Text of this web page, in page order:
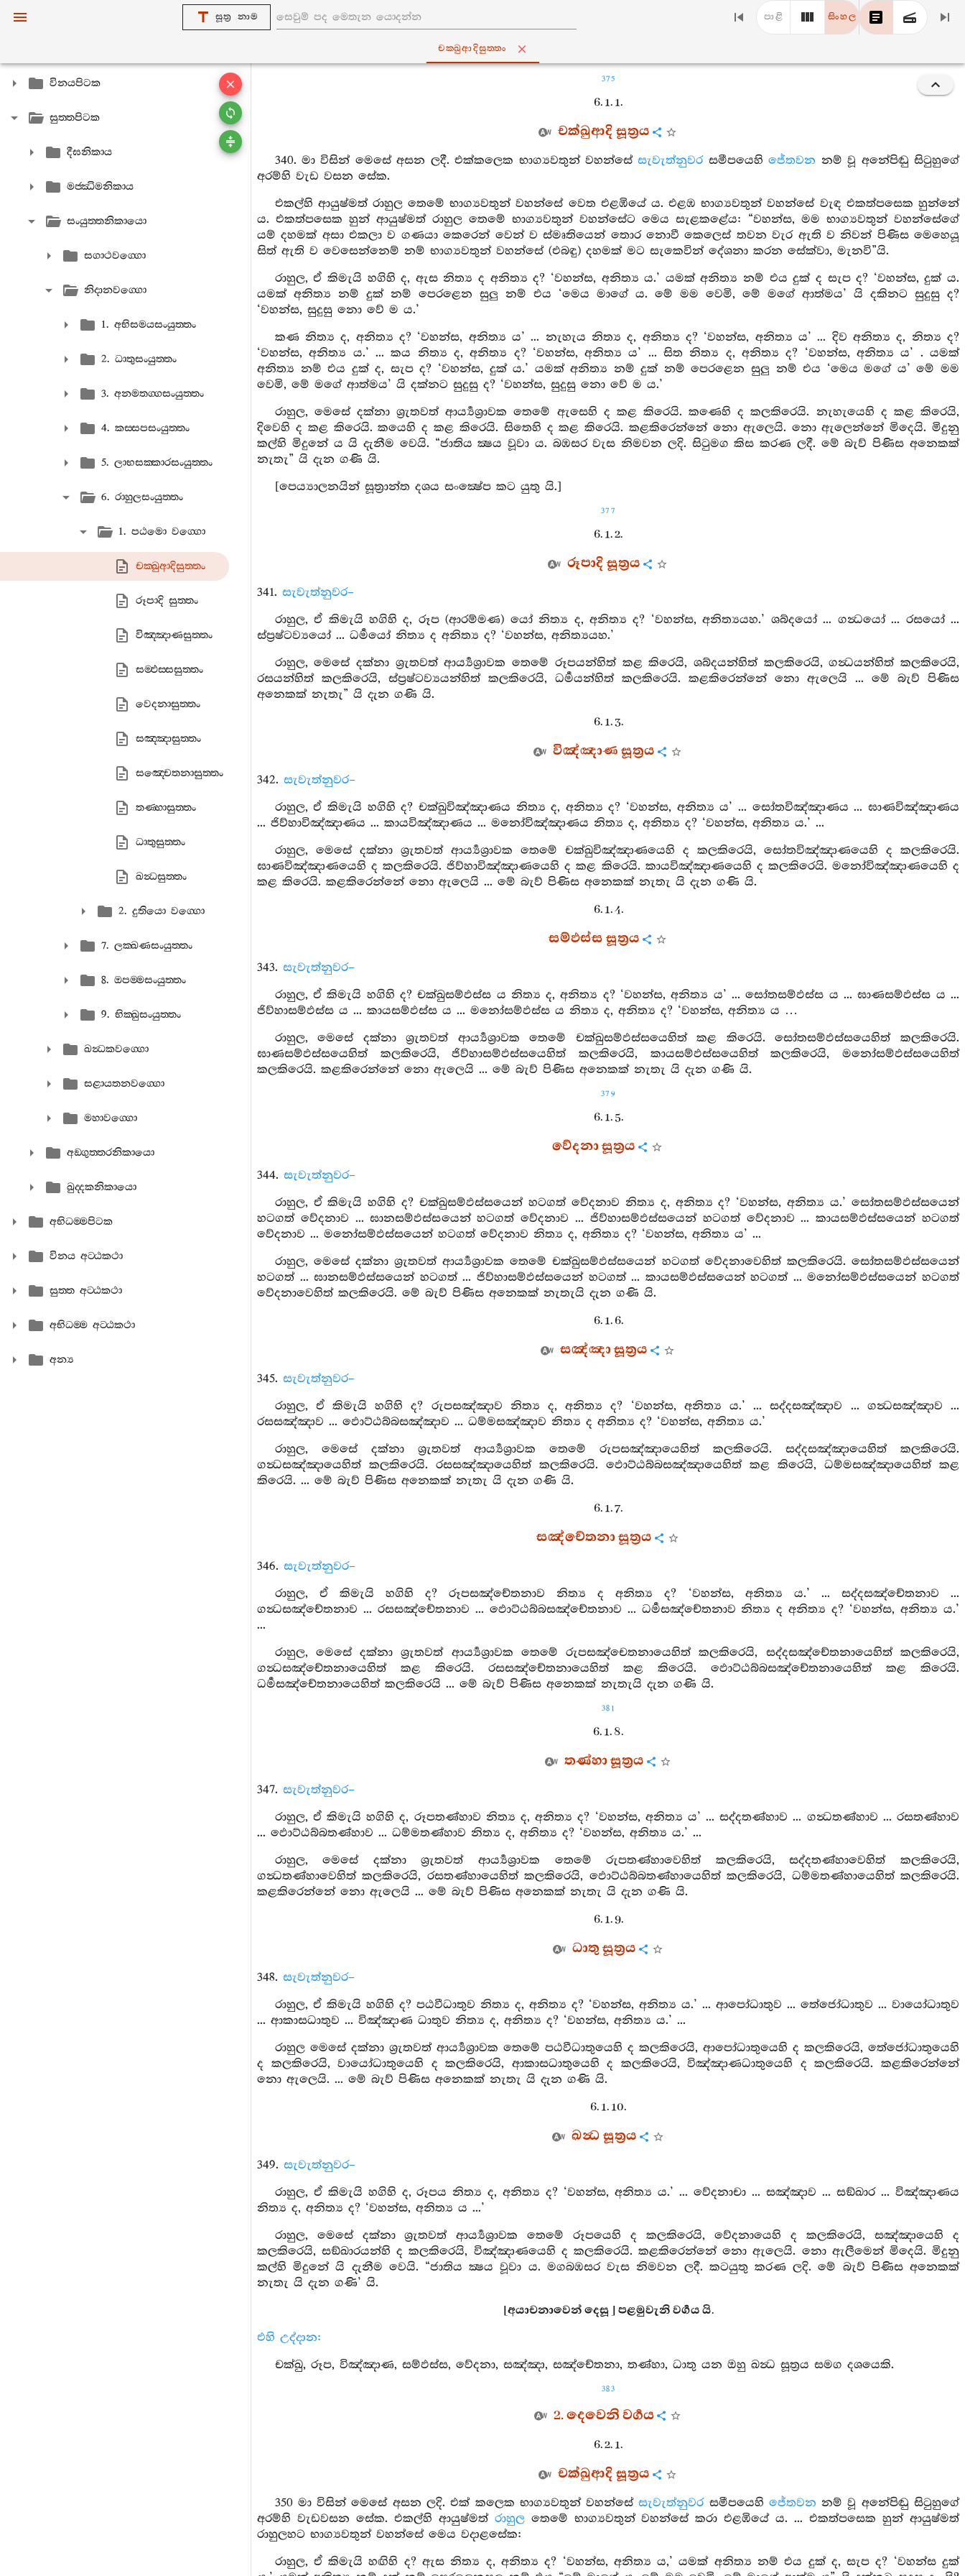
සූත්‍ර නාම පාළි සිංහල
චක‍්ඛුආදිසුත‍්තං
විනයපිටක
සුත‍්තපිටක
දීඝනිකාය
මජ‍්ඣිමනිකාය
සංයුත‍්තනිකායො
සගාථවග‍්ගො
නිදානවග‍්ගො
1. අභිසමයසංයුත‍්තං
2. ධාතුසංයුත‍්තං
3. අනමතග‍්ගසංයුත‍්තං
4. කස‍්සපසංයුත‍්තං
5. ලාභසක‍්කාරසංයුත‍්තං
6. රාහුලසංයුත‍්තං
1. පඨමො වග‍්ගො
චක‍්ඛුආදිසුත‍්තං
රූපාදි සුත‍්තං
විඤ‍්ඤාණසුත‍්තං
සම‍්ඵස‍්සසුත‍්තං
වෙදනාසුත‍්තං
සඤ‍්ඤාසුත‍්තං
සඤ‍්චෙතනාසුත‍්තං
තණ‍්හාසුත‍්තං
ධාතුසුත‍්තං
ඛන්‍ධසුත‍්තං
2. දුතියො වග‍්ගො
7. ලක‍්ඛණසංයුත‍්තං
8. ඔපම‍්මසංයුත‍්තං
9. භික‍්ඛුසංයුත‍්තං
ඛන්‍ධකවග‍්ගො
සළායතනවග‍්ගො
මහාවග‍්ගො
අඞ‍්ගුත‍්තරනිකායො
ඛුද‍්දකනිකායො
අභිධම‍්මපිටක
විනය අට‍්ඨකථා
සුත‍්ත අට‍්ඨකථා
අභිධම‍්ම අට‍්ඨකථා
අන්‍ය
375
6. 1. 1.
චක්ඛුආදි සූත්‍රය
340. මා විසින් මෙසේ අසන ලදී. එක්කලෙක භාග්‍යවතුන් වහන්සේසැවැත්නුවරසමීපයෙහිජේතවන නම් වූ අනේපිඬු සිටුහුගේ
අරම්හි වැඩ වසන සේක.
එකල්හි ආයුෂ්මත් රාහුල තෙමේ භාග්‍යවතුන් වහන්සේ වෙත එළඹියේ ය. එළඹ භාග්‍යවතුන් වහන්සේ වැඳ එකත්පසෙක හුන්නේ
ය. එකත්පසෙක හුන් ආයුෂ්මත් රාහුල තෙමේ භාග්‍යවතුන් වහන්සේට මෙය සැළකළේය: “වහන්ස, මම භාග්‍යවතුන් වහන්සේගේ
යම් දහමක් අසා එකලා ව ගණයා කෙරෙන් වෙන් ව ස්මෘතියෙන් තොර නොවී කෙලෙස් තවන වැර ඇති ව නිවන් පිණිස මෙහෙයූ
සිත් ඇති ව වෙසෙන්නෙම් නම් භාග්‍යවතුන් වහන්සේ (එබඳු) දහමක් මට සැකෙවින් දේශනා කරන සේක්වා, මැනවි”යි.
රාහුල, ඒ කිමැයි හගිහි ද, ඇස නිත්‍ය ද අනිත්‍ය ද? ‘වහන්ස, අනිත්‍ය ය.’ යමක් අනිත්‍ය නම් එය දුක් ද සැප ද? ‘වහන්ස, දුක් ය.
යමක් අනිත්‍ය නම් දුක් නම් පෙරළෙන සුලු නම් එය ‘මෙය මාගේ ය. මේ මම වෙමි, මේ මගේ ආත්මය’ යි දකිනට සුදුසු ද?
‘වහන්ස, සුදුසු නො වේ ම ය.’
කණ නිත්‍ය ද, අනිත්‍ය ද? ‘වහන්ස, අනිත්‍ය ය’ ... නැහැය නිත්‍ය ද, අනිත්‍ය ද? ‘වහන්ස, අනිත්‍ය ය’ ... දිව අනිත්‍ය ද, නිත්‍ය ද?
‘වහන්ස, අනිත්‍ය ය.’ ... කය නිත්‍ය ද, අනිත්‍ය ද? ‘වහන්ස, අනිත්‍ය ය’ ... සිත නිත්‍ය ද, අනිත්‍ය ද? ‘වහන්ස, අනිත්‍ය ය’ . යමක්
අනිත්‍ය නම් එය දුක් ද, සැප ද? ‘වහන්ස, දුක් ය.’ යමක් අනිත්‍ය නම් දුක් නම් පෙරළෙන සුලු නම් එය ‘මෙය මගේ ය’ මේ මම
වෙමි, මේ මගේ ආත්මය’ යි දක්නට සුදුසු ද? ‘වහන්ස, සුදුසු නො වේ ම ය.’
රාහුල, මෙසේ දක්නා ශ්‍රැතවත් ආර්‍ය්‍යශ්‍රාවක තෙමේ ඇසෙහි ද කළ කිරෙයි. කණෙහි ද කලකිරෙයි. නැහැයෙහි ද කළ කිරෙයි,
දිවෙහි ද කළ කිරෙයි. කයෙහි ද කළ කිරෙයි. සිතෙහි ද කළ කිරෙයි. කළකිරෙන්නේ නො ඇලෙයි. නො ඇලෙන්නේ මිදෙයි. මිදුනු
කල්හි මිදුනේ ය යි දැනීම වෙයි. “ජාතිය ක්‍ෂය වූවා ය. බඹසර වැස නිමවන ලදි. සිටුමග කිස කරණ ලදී. මේ බැව් පිණිස අනෙකක්
නැතැ” යි දැන ගණි යි.
[පෙය්‍යාලනයින් සූත්‍රාන්ත දශය සංක්‍ෂේප කට යුතු යි.]
377
6. 1. 2.
රූපාදි සූත්‍රය
341. සැවැත්නුවර–
රාහුල, ඒ කිමැයි හගිහි ද, රූප (ආරම්මණ) යෝ නිත්‍ය ද, අනිත්‍ය ද? ‘වහන්ස, අනිත්‍යයහ.’ ශබ්දයෝ ... ගන්‍ධයෝ ... රසයෝ ...
ස්ප්‍රෂ්ටව්‍යයෝ ... ධර්‍මයෝ නිත්‍ය ද අනිත්‍ය ද? ‘වහන්ස, අනිත්‍යයහ.’
රාහුල, මෙසේ දක්නා ශ්‍රැතවත් ආර්‍ය්‍යශ්‍රාවක තෙමේ රූපයන්හිත් කළ කිරෙයි, ශබ්දයන්හිත් කලකිරෙයි, ගන්‍ධයන්හිත් කලකිරෙයි,
රසයන්හිත් කලකිරෙයි, ස්ප්‍රෂ්ටව්‍යයන්හිත් කලකිරෙයි, ධර්‍මයන්හිත් කලකිරෙයි. කළකිරෙන්නේ නො ඇලෙයි ... මේ බැව් පිණිස
අනෙකක් නැතැ” යි දැන ගණි යි.
6. 1. 3.
විඤ්ඤාණ සූත්‍රය
342. සැවැත්නුවර–
රාහුල, ඒ කිමැයි හගිහි ද? චක්ඛුවිඤ්ඤාණය නිත්‍ය ද, අනිත්‍ය ද? ‘වහන්ස, අනිත්‍ය ය’ ... සෝතවිඤ්ඤාණය ... ඝාණවිඤ්ඤාණය
... ජිව්හාවිඤ්ඤාණය ... කායවිඤ්ඤාණය ... මනෝවිඤ්ඤාණය නිත්‍ය ද, අනිත්‍ය ද? ‘වහන්ස, අනිත්‍ය ය.’ ...
රාහුල, මෙසේ දක්නා ශ්‍රැතවත් ආර්‍ය්‍යශ්‍රාවක තෙමේ චක්ඛුවිඤ්ඤාණයෙහි ද කලකිරෙයි, සෝතවිඤ්ඤාණයෙහි ද කලකිරෙයි.
ඝාණවිඤ්ඤාණයෙහි ද කලකිරෙයි. ජිව්හාවිඤ්ඤාණයෙහි ද කළ කිරෙයි. කායවිඤ්ඤාණයෙහි ද කලකිරෙයි. මනෝවිඤ්ඤාණයෙහි ද
කළ කිරෙයි. කළකිරෙන්නේ නො ඇලෙයි ... මේ බැව් පිණිස අනෙකක් නැතැ යි දැන ගණි යි.
6. 1. 4.
සම්ඵස්ස සූත්‍රය
343. සැවැත්නුවර–
රාහුල, ඒ කිමැයි හගිහි ද? චක්ඛුසම්ඵස්ස ය නිත්‍ය ද, අනිත්‍ය ද? ‘වහන්ස, අනිත්‍ය ය’ ... සෝතසම්ඵස්ස ය ... ඝාණසම්ඵස්ස ය ...
ජිව්හාසම්ඵස්ස ය ... කායසම්ඵස්ස ය ... මනෝසම්ඵස්ස ය නිත්‍ය ද, අනිත්‍ය ද? ‘වහන්ස, අනිත්‍ය ය …
රාහුල, මෙසේ දක්නා ශ්‍රැතවත් ආර්‍ය්‍යශ්‍රාවක තෙමේ චක්ඛුසම්ඵස්සයෙහිත් කළ කිරෙයි. සෝතසම්ඵස්සයෙහිත් කලකිරෙයි.
ඝාණසම්ඵස්සයෙහිත් කලකිරෙයි, ජිව්හාසම්ඵස්සයෙහිත් කලකිරෙයි, කායසම්ඵස්සයෙහිත් කලකිරෙයි, මනෝසම්ඵස්සයෙහිත්
කලකිරෙයි. කළකිරෙන්නේ නො ඇලෙයි ... මේ බැව් පිණිස අනෙකක් නැතැ යි දැන ගණි යි.
379
6. 1. 5.
වේදනා සූත්‍රය
344. සැවැත්නුවර–
රාහුල, ඒ කිමැයි හගිහි ද? චක්ඛුසම්ඵස්සයෙන් හටගත් වේදනාව නිත්‍ය ද, අනිත්‍ය ද? ‘වහන්ස, අනිත්‍ය ය.’ සෝතසම්ඵස්සයෙන්
හටගත් වේදනාව ... ඝානසම්ඵස්සයෙන් හටගත් වේදනාව ... ජිව්හාසම්ඵස්සයෙන් හටගත් වේදනාව ... කායසම්ඵස්සයෙන් හටගත්
වේදනාව ... මනෝසම්ඵස්සයෙන් හටගත් වේදනාව නිත්‍ය ද, අනිත්‍ය ද? ‘වහන්ස, අනිත්‍ය ය’ ...
රාහුල, මෙසේ දක්නා ශ්‍රැතවත් ආර්‍ය්‍යශ්‍රාවක තෙමේ චක්ඛුසම්ඵස්සයෙන් හටගත් වේදනාවෙහිත් කලකිරෙයි. සෝතසම්ඵස්සයෙන්
හටගත් ... ඝානසම්ඵස්සයෙන් හටගත් ... ජිව්හාසම්ඵස්සයෙන් හටගත් ... කායසම්ඵස්සයෙන් හටගත් ... මනෝසම්ඵස්සයෙන් හටගත්
වේදනාවෙහිත් කලකිරෙයි. මේ බැව් පිණිස අනෙකක් නැතැයි දැන ගණි යි.
6. 1. 6.
සඤ්ඤා සූත්‍රය
345. සැවැත්නුවර–
රාහුල, ඒ කිමැයි හගිහි ද? රුපසඤ්ඤාව නිත්‍ය ද, අනිත්‍ය ද? ‘වහන්ස, අනිත්‍ය ය.’ ... සද්දසඤ්ඤාව ... ගන්‍ධසඤ්ඤාව ...
රසසඤ්ඤාව ... ඵොට්ඨබ්බසඤ්ඤාව ... ධම්මසඤ්ඤාව නිත්‍ය ද අනිත්‍ය ද? ‘වහන්ස, අනිත්‍ය ය.’
රාහුල, මෙසේ දක්නා ශ්‍රැතවත් ආර්‍ය්‍යශ්‍රාවක තෙමේ රුපසඤ්ඤායෙහිත් කලකිරෙයි. සද්දසඤ්ඤායෙහිත් කලකිරෙයි.
ගන්‍ධසඤ්ඤායෙහිත් කලකිරෙයි. රසසඤ්ඤායෙහිත් කලකිරෙයි. ඵොට්ඨබ්බසඤ්ඤායෙහිත් කළ කිරෙයි, ධම්මසඤ්ඤායෙහිත් කළ
කිරෙයි. ... මේ බැව් පිණිස අනෙකක් නැතැ යි දැන ගණි යි.
6. 1. 7.
සඤ්චේතනා සූත්‍රය
346. සැවැත්නුවර–
රාහුල, ඒ කිමැයි හගිහි ද? රූපසඤ්චේතනාව නිත්‍ය ද අනිත්‍ය ද? ‘වහන්ස, අනිත්‍ය ය.’ ... සද්දසඤ්චේතනාව ...
ගන්‍ධසඤ්චේතනාව ... රසසඤ්චේතනාව ... ඵොට්ඨබ්බසඤ්චේතනාව ... ධර්‍මසඤ්චේතනාව නිත්‍ය ද අනිත්‍ය ද? ‘වහන්ස, අනිත්‍ය ය.’
...
රාහුල, මෙසේ දක්නා ශ්‍රැතවත් ආර්‍ය්‍යශ්‍රාවක තෙමේ රුපසඤ්චෙතනායෙහිත් කලකිරෙයි, සද්දසඤ්චේතනායෙහිත් කලකිරෙයි,
ගන්‍ධසඤ්චේතනායෙහිත් කළ කිරෙයි. රසසඤ්චේතනායෙහිත් කළ කිරෙයි. ඵොට්ඨබ්බසඤ්චේතනායෙහිත් කළ කිරෙයි.
ධර්‍මසඤ්චේතනායෙහිත් කලකිරෙයි ... මේ බැව් පිණිස අනෙකක් නැතැයි දැන ගණි යි.
381
6. 1. 8.
තණ්හා සූත්‍රය
347. සැවැත්නුවර–
රාහුල, ඒ කිමැයි හගිහි ද, රූපතණ්හාව නිත්‍ය ද, අනිත්‍ය ද? ‘වහන්ස, අනිත්‍ය ය’ ... සද්දතණ්හාව ... ගන්‍ධතණ්හාව ... රසතණ්හාව
... ඵොට්ඨබ්බතණ්හාව ... ධම්මතණ්හාව නිත්‍ය ද, අනිත්‍ය ද? ‘වහන්ස, අනිත්‍ය ය.’ ...
රාහුල, මෙසේ දක්නා ශ්‍රැතවත් ආර්‍ය්‍යශ්‍රාවක තෙමේ රුපතණ්හාවෙහිත් කලකිරෙයි, සද්දතණ්හාවෙහිත් කලකිරෙයි,
ගන්‍ධතණ්හාවෙහිත් කලකිරෙයි, රසතණ්හායෙහිත් කලකිරෙයි, ඵොට්ඨබ්බතණ්හායෙහිත් කලකිරෙයි, ධම්මතණ්හායෙහිත් කලකිරෙයි.
කළකිරෙන්නේ නො ඇලෙයි ... මේ බැව් පිණිස අනෙකක් නැතැ යි දැන ගණි යි.
6. 1. 9.
ධාතු සූත්‍රය
348. සැවැත්නුවර–
රාහුල, ඒ කිමැයි හගිහි ද? පඨවීධාතුව නිත්‍ය ද, අනිත්‍ය ද? ‘වහන්ස, අනිත්‍ය ය.’ ... ආපෝධාතුව ... තේජෝධාතුව ... වායෝධාතුව
... ආකාසධාතුව ... විඤ්ඤාණ ධාතුව නිත්‍ය ද, අනිත්‍ය ද? ‘වහන්ස, අනිත්‍ය ය.’ ...
රාහුල මෙසේ දක්නා ශ්‍රැතවත් ආර්‍ය්‍යශ්‍රාවක තෙමේ පඨවීධාතුයෙහි ද කලකිරෙයි, ආපෝධාතුයෙහි ද කලකිරෙයි, තේජෝධාතුයෙහි
ද කලකිරෙයි, වායෝධාතුයෙහි ද කලකිරෙයි, ආකාසධාතුයෙහි ද කලකිරෙයි, විඤ්ඤාණධාතුයෙහි ද කලකිරෙයි. කළකිරෙන්නේ
නො ඇලෙයි. ... මේ බැව් පිණිස අනෙකක් නැතැ යි දැන ගණි යි.
6. 1. 10.
ඛන්‍ධ සූත්‍රය
349. සැවැත්නුවර–
රාහුල, ඒ කිමැයි හගිහි ද, රූපය නිත්‍ය ද, අනිත්‍ය ද? ‘වහන්ස, අනිත්‍ය ය.’ ... වේදනාචා ... සඤ්ඤාව ... සඞ්ඛාර ... විඤ්ඤාණය
නිත්‍ය ද, අනිත්‍ය ද? ‘වහන්ස, අනිත්‍ය ය ...’
රාහුල, මෙසේ දක්නා ශ්‍රැතවත් ආර්‍ය්‍යශ්‍රාවක තෙමේ රූපයෙහි ද කලකිරෙයි, වේදනායෙහි ද කලකිරෙයි, සඤ්ඤායෙහි ද
කලකිරෙයි, සඞ්ඛාරයන්හි ද කලකිරෙයි, විඤ්ඤාණයෙහි ද කලකිරෙයි. කළකිරෙන්නේ නො ඇලෙයි. නො ඇලීමෙන් මිදෙයි. මිදුනු
කල්හි මිදුනේ යි දැනීම වෙයි. “ජාතිය ක්‍ෂය වූවා ය. මගබඹසර වැස නිමවන ලදී. කටයුතු කරණ ලදි. මේ බැව් පිණිස අනෙකක්
නැතැ යි දැන ගණි’ යි.
[අයාචනාවෙන් දෙසූ ] පළමුවැනි වර්‍ගය යි.
එහි උද්දාන:
චක්ඛු, රූප, විඤ්ඤාණ, සම්ඵස්ස, වේදනා, සඤ්ඤා, සඤ්චේතනා, තණ්හා, ධාතු යන ඔහු ඛන්‍ධ සූත්‍රය සමග දශයෙකි.
383
2. දෙවෙනි වර්‍ගය
6. 2. 1.
චක්ඛුආදි සූත්‍රය
350 මා විසින් මෙසේ අසන ලදි. එක් කලෙක භාග්‍යවතුන් වහන්සේසැවැත්නුවරසමීපයෙහි ජේතවන නම් වූ අනේපිඬු සිටුහුගේ
අරම්හි වැඩවසන සේක. එකල්හි ආයුෂ්මත් රාහුලතෙමේ භාග්‍යවතුන් වහන්සේ කරා එළඹියේ ය. ... එකත්පසෙක හුන් ආයුෂ්මත්
රාහුලහට භාග්‍යවතුන් වහන්සේ මෙය වදාළසේක:
රාහුල, ඒ කිමැයි හඟිහි ද? ඇස නිත්‍ය ද, අනිත්‍ය ද? ‘වහන්ස, අනිත්‍ය ය,’ යමක් අනිත්‍ය නම් එය දුක් ද, සැප ද? ‘වහන්ස දුක්